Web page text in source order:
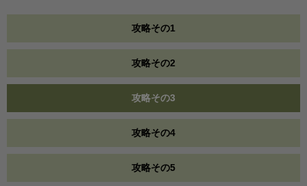
攻略その1
攻略その2
攻略その3
攻略その4
攻略その5